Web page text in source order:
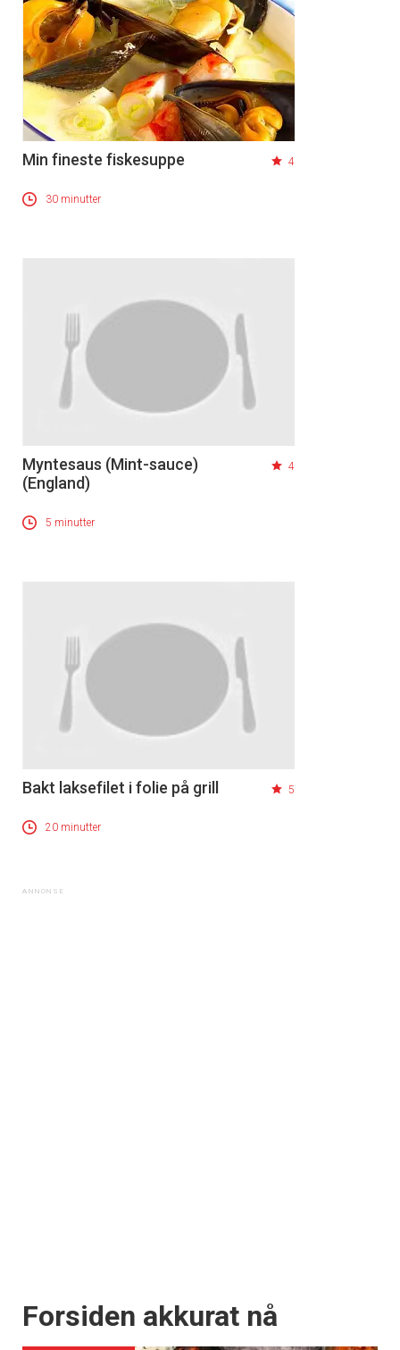
Min fineste fiskesuppe 4
30 minutter
Myntesaus (Mint-sauce)
(England)
4
5 minutter
Bakt laksefilet i folie på grill 5
20 minutter
Forsiden akkurat nå